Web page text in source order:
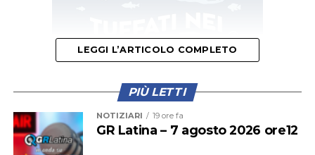
LEGGI L’ARTICOLO COMPLETO
PIÙ LETTI
NOTIZIARI 19 ore fa
GR Latina – 7 agosto 2026 ore12